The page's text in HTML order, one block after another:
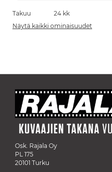
Takuu
24 kk
Näytä kaikki ominaisuudet
Osk. Rajala Oy
PL 175
20101 Turku